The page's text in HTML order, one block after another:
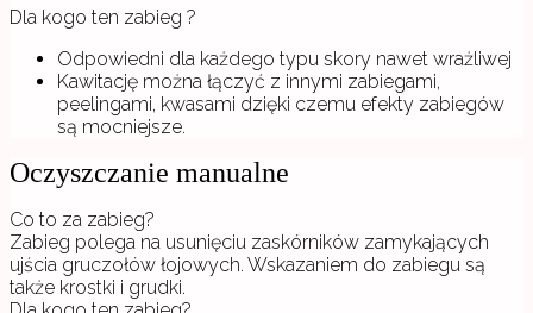
Dla kogo ten zabieg ?
Odpowiedni dla każdego typu skory nawet wrażliwej
Kawitację można łączyć z innymi zabiegami,
peelingami, kwasami dzięki czemu efekty zabiegów
są mocniejsze.
Oczyszczanie manualne
Co to za zabieg?
Zabieg polega na usunięciu zaskórników zamykających
ujścia gruczołów łojowych. Wskazaniem do zabiegu są
także krostki i grudki.